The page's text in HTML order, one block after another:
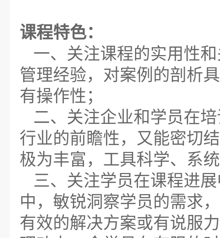
课程特色：
一、关注课程的实用性
管理经验，对案例的剖析
有操作性；
二、关注企业和学员在
行业的前瞻性，又能密切
极为丰富，工具科学、系
三、关注学员在课程进
中，敏锐洞察学员的需求
有效的解决方案或有说服